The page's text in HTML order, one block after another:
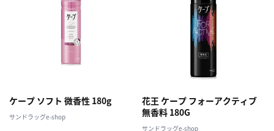
ケープ ソフト 微香性 180g
サンドラッグe-shop
花王 ケープ フォーアクティブ
無香料 180G
サンドラッグe-shop